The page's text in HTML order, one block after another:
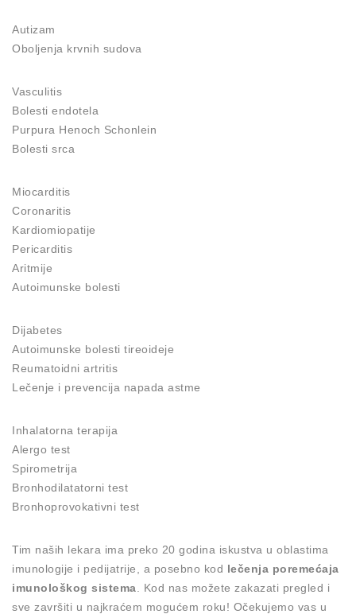
Autizam
Oboljenja krvnih sudova
Vasculitis
Bolesti endotela
Purpura Henoch Schonlein
Bolesti srca
Miocarditis
Coronaritis
Kardiomiopatije
Pericarditis
Aritmije
Autoimunske bolesti
Dijabetes
Autoimunske bolesti tireoideje
Reumatoidni artritis
Lečenje i prevencija napada astme
Inhalatorna terapija
Alergo test
Spirometrija
Bronhodilatatorni test
Bronhoprovokativni test
Tim naših lekara ima preko 20 godina iskustva u oblastima
imunologije i pedijatrije, a posebno kod lečenja poremećaja
imunološkog sistema . Kod nas možete zakazati pregled i
sve završiti u najkraćem mogućem roku! Očekujemo vas u